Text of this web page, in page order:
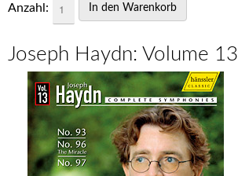
Anzahl:
Joseph Haydn: Volume 13